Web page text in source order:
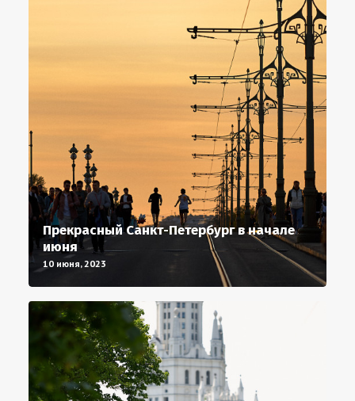
Прекрасный Санкт-Петербург в начале
июня
10 июня, 2023